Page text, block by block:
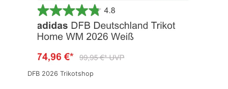
DFB 2026 Trikotshop